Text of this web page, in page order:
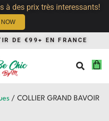
à des prix très interessants!
DE €99+ EN FRANCE
/ COLLIER GRAND BAVOIR